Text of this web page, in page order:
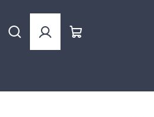
HledatPřihlášení